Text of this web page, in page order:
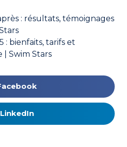
: résultats, témoignages
: bienfaits, tarifs et
| Swim Stars
LinkedIn